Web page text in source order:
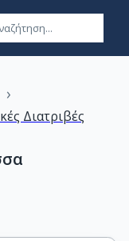
›
Διατριβές